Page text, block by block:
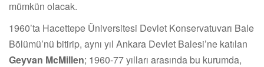
mümkün olacak.
1960’ta Hacettepe Üniversitesi Devlet Konservatuvarı Bale
Bölümü’nü bitirip, aynı yıl Ankara Devlet Balesi’ne katılan
Geyvan McMillen; 1960-77 yılları arasında bu kurumda,